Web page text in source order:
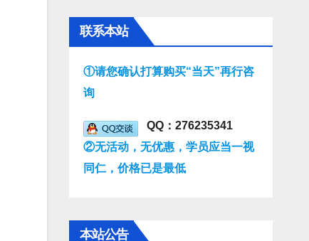
联系本站
①请您确认打算购买“当天”再行咨
询
QQ：276235341
②无活动，无优惠，学员应当一视
同仁，价格已是最低
本站公告